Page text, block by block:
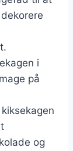
i
på
og